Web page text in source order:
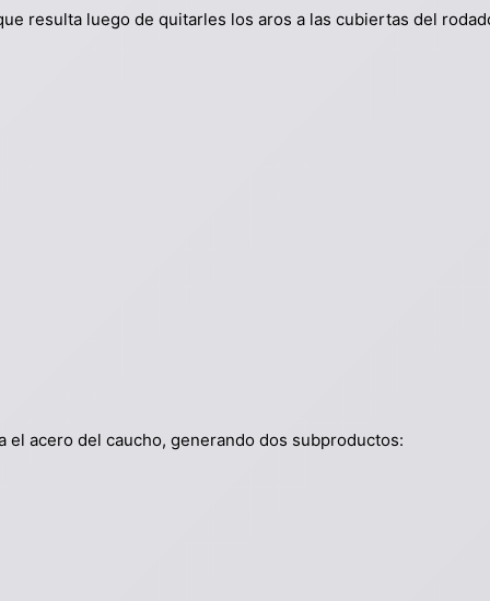
resulta luego de quitarles los aros a las cubiertas del
el acero del caucho, generando dos subproductos: